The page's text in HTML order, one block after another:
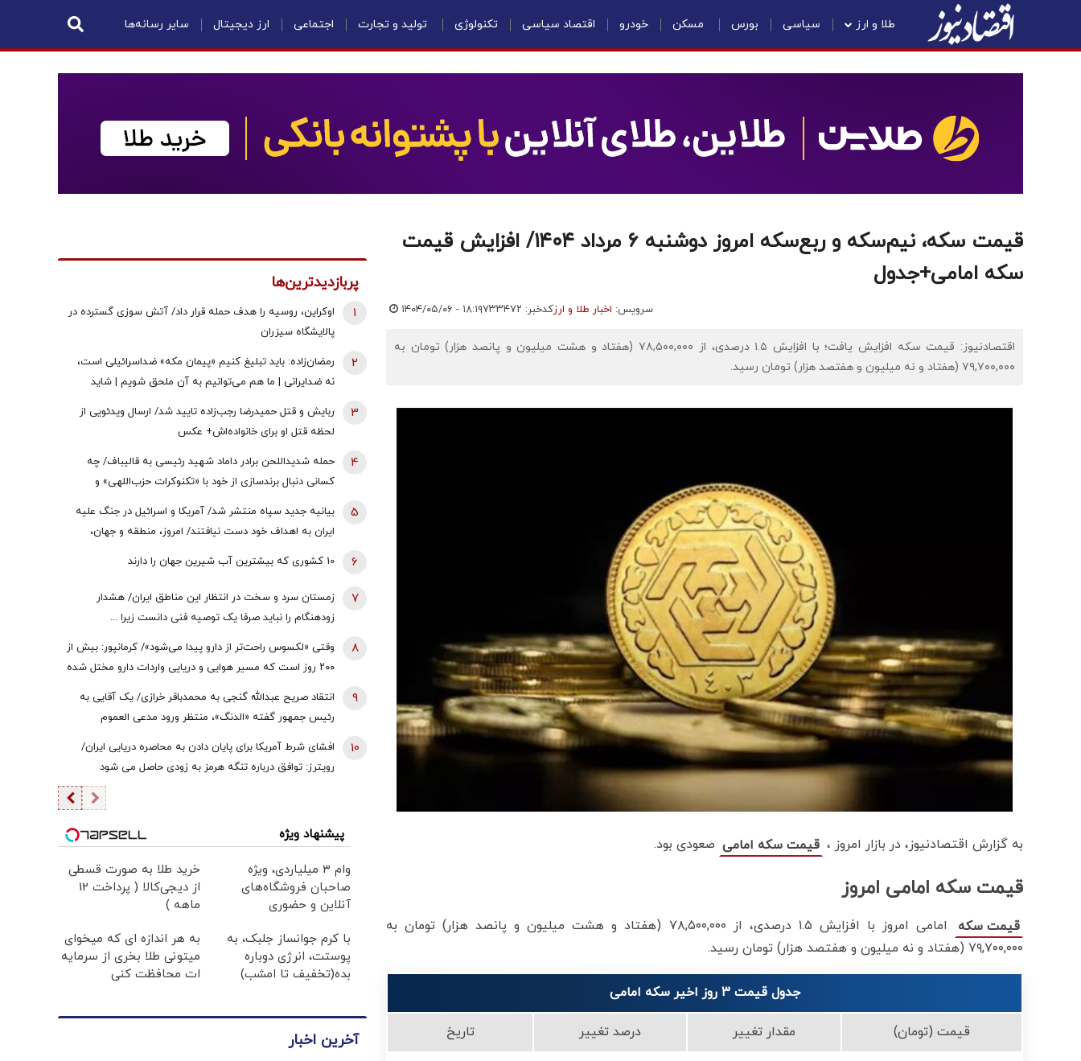
طلا و ارز سیاسی بورس مسکن خودرو اقتصاد سیاسی تکنولوژی تولید و تجارت اجتماعی ارز دیجیتال سایر رسانه‌ها
قیمت سکه، نیم‌سکه و ربع‌سکه امروز دوشنبه ۶ مرداد ۱۴۰۴/ افزایش قیمت
سکه امامی+جدول
سرویس: اخبار طلا و ارزکدخبر: ۷۳۳۴۷۲ ۱۴۰۴/۰۵/۰۶ - ۱۸:۱۹
اقتصادنیوز: قیمت سکه افزایش یافت؛ با افزایش ۱.۵ درصدی، از ۷۸,۵۰۰,۰۰۰ (هفتاد و هشت میلیون و پانصد هزار) تومان به
۷۹,۷۰۰,۰۰۰ (هفتاد و نه میلیون و هفتصد هزار) تومان رسید.
به گزارش اقتصادنیوز، در بازار امروز ، قیمت سکه امامی صعودی بود.
قیمت سکه امامی امروز
قیمت سکه
امامی امروز با افزایش ۱.۵ درصدی، از ۷۸,۵۰۰,۰۰۰ (هفتاد و هشت میلیون و پانصد هزار) تومان به
۷۹,۷۰۰,۰۰۰ (هفتاد و نه میلیون و هفتصد هزار) تومان رسید.
جدول قیمت 3 روز اخیر سکه امامی
قیمت (تومان) مقدار تغییر درصد تغییر تاریخ
پربازدیدترین‌ها
اوکراین، روسیه را هدف حمله قرار داد/ آتش سوزی گسترده در
پالایشگاه سیزران
1
رمضان‌زاده: باید تبلیغ کنیم «پیمان مکه» ضداسرائیلی است،
نه ضدایرانی | ما هم می‌توانیم به آن ملحق شویم | شاید
2
ربایش و قتل حمیدرضا رجب‌زاده تایید شد/ ارسال ویدئویی از
لحظه قتل او برای خانواده‌اش+ عکس
3
حمله شدیداللحن برادر داماد شهید رئیسی به قالیباف/ چه
کسانی دنبال برندسازی از خود با «تکنوکرات حزب‌اللهی» و
4
بیانیه جدید سپاه منتشر شد/ آمریکا و اسرائیل در جنگ علیه
ایران به اهداف خود دست نیافتند/ امروز، منطقه و جهان،
5
10 کشوری که بیشترین آب شیرین جهان را دارند 6
زمستان سرد و سخت در انتظار این مناطق ایران/ هشدار
زودهنگام را نباید صرفا یک توصیه فنی دانست زیرا ...
7
وقتی «لکسوس راحت‌تر از دارو پیدا می‌شود»/ کرمانپور: بیش از
۲۰۰ روز است که مسیر هوایی و دریایی واردات دارو مختل شده
است / نخستین قربانی هر جنگ، سلامت مردم است
8
انتقاد صریح عبدالله گنجی به محمدباقر خرازی/ یک آقایی به
رئیس جمهور گفته «الدنگ»، منتظر ورود مدعی العموم
قوه قضائیه ورود نمی‌کند؟
9
افشای شرط آمریکا برای پایان دادن به محاصره دریایی ایران/
رویترز: توافق درباره تنگه هرمز به زودی حاصل می شود
10
پیشنهاد ویژه
وام ۳ میلیاردی، ویژه
صاحبان فروشگاه‌های
آنلاین و حضوری
خرید طلا به صورت قسطی
از دیجی‌کالا ( پرداخت 12
ماهه )
با کرم جوانساز جلبک، به
پوستت، انرژی دوباره
بده(تخفیف تا امشب)
به هر اندازه ای که میخوای
میتونی طلا بخری از سرمایه
ات محافظت کنی
آخرین اخبار